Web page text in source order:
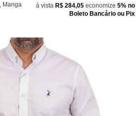
Manga
à vista R$ 284,05 economize 5% no
Boleto Bancário ou Pix